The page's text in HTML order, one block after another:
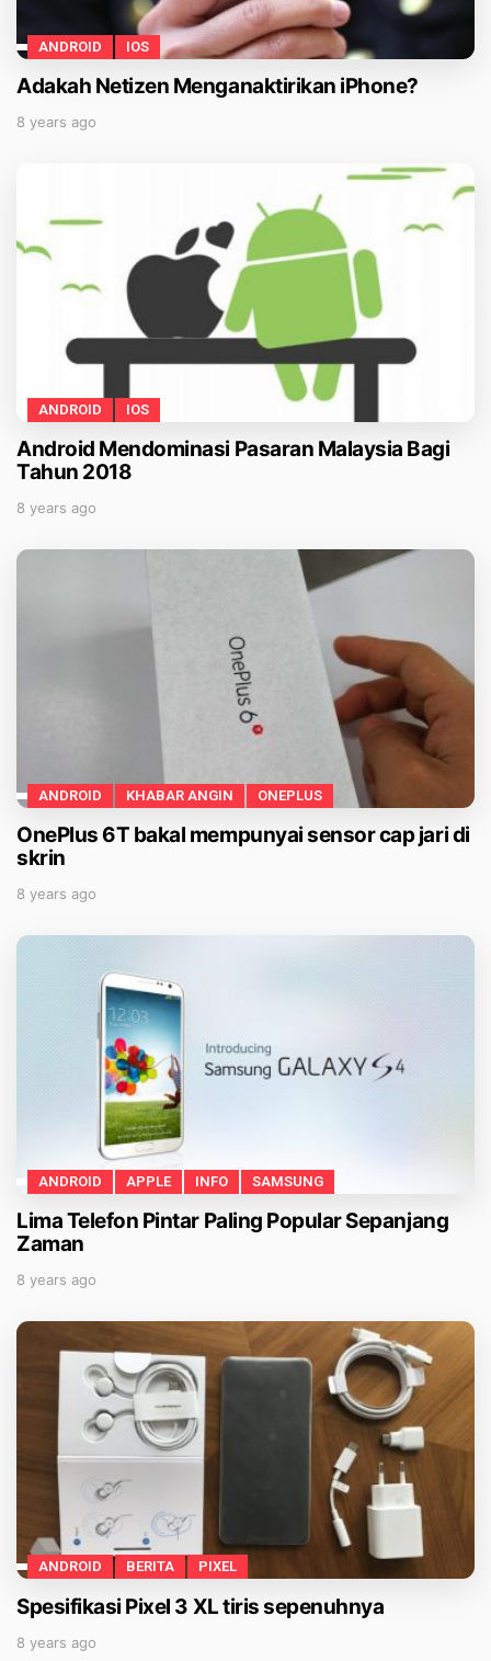
ANDROID IOS
Adakah Netizen Menganaktirikan iPhone?
8 years ago
ANDROID IOS
Android Mendominasi Pasaran Malaysia Bagi
Tahun 2018
8 years ago
ANDROID KHABAR ANGIN ONEPLUS
OnePlus 6T bakal mempunyai sensor cap jari di
skrin
8 years ago
ANDROID APPLE INFO SAMSUNG
Lima Telefon Pintar Paling Popular Sepanjang
Zaman
8 years ago
ANDROID BERITA PIXEL
Spesifikasi Pixel 3 XL tiris sepenuhnya
8 years ago